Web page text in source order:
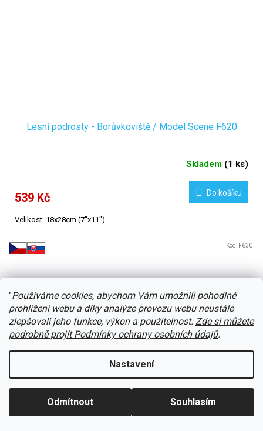
"Používáme cookies, abychom Vám umožnili pohodlné
prohlížení webu a díky analýze provozu webu neustále
zlepšovali jeho funkce, výkon a použitelnost. Zde si můžete
podrobně projít Podmínky ochrany osobních údajů.
Nastavení
Odmítnout Souhlasím
Lesní podrosty - Borůvkoviště / Model Scene F620
Skladem (1 ks)
539 Kč Do košíku
Velikost: 18x28cm (7"x11")
Kód: F630